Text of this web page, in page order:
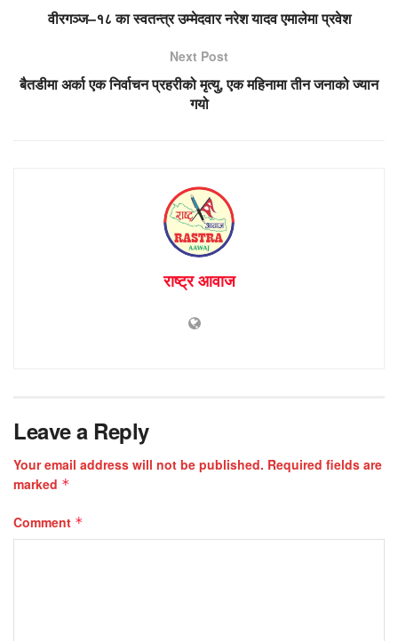
वीरगञ्ज–१८ का स्वतन्त्र उम्मेदवार नरेश यादव एमालेमा प्रवेश
Next Post
बैतडीमा अर्का एक निर्वाचन प्रहरीको मृत्यु, एक महिनामा तीन जनाको ज्यान
गयो
राष्ट्र आवाज
Leave a Reply
Your email address will not be published. Required fields are
marked *
Comment *